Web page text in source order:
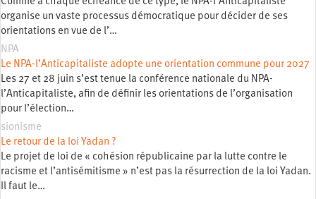
organise un vaste processus démocratique pour décider de ses
orientations en vue de l’…
NPA
Le NPA-l’Anticapitaliste adopte une orientation commune pour 2027
Les 27 et 28 juin s’est tenue la conférence nationale du NPA-
l’Anticapitaliste, afin de définir les orientations de l’organisation
pour l’élection…
sionisme
Le retour de la loi Yadan ?
Le projet de loi de « cohésion républicaine par la lutte contre le
racisme et l’antisémitisme » n’est pas la résurrection de la loi Yadan.
Il faut le…